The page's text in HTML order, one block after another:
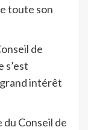
toute son
de
s’est
intérêt
du Conseil de